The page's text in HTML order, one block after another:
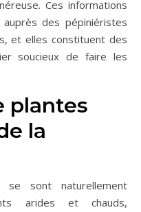
Ces informations
des pépiniéristes
et elles constituent des
soucieux de faire les
plantes
la
se sont naturellement
arides et chauds,